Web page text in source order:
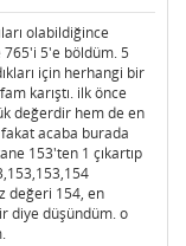
olabildiğince
765'i 5'e böldüm. 5
için herhangi bir
karıştı. ilk önce
değerdir hem de en
acaba burada
153'ten 1 çıkartıp
değeri 154, en
diye düşündüm. o